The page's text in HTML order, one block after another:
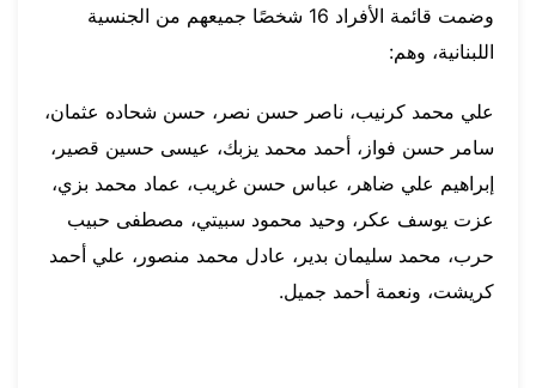
وضمت قائمة الأفراد 16 شخصًا جميعهم من الجنسية
اللبنانية، وهم:
علي محمد كرنيب، ناصر حسن نصر، حسن شحاده عثمان،
سامر حسن فواز، أحمد محمد يزبك، عيسى حسين قصير،
إبراهيم علي ضاهر، عباس حسن غريب، عماد محمد بزي،
عزت يوسف عكر، وحيد محمود سبيتي، مصطفى حبيب
حرب، محمد سليمان بدير، عادل محمد منصور، علي أحمد
كريشت، ونعمة أحمد جميل.